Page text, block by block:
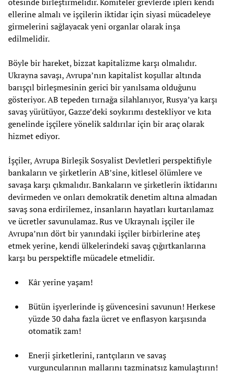
ellerine almalı ve işçilerin iktidar için siyasi mücadeleye
girmelerini sağlayacak yeni organlar olarak inşa
edilmelidir.
Böyle bir hareket, bizzat kapitalizme karşı olmalıdır.
Ukrayna savaşı, Avrupa’nın kapitalist koşullar altında
barışçıl birleşmesinin gerici bir yanılsama olduğunu
gösteriyor. AB tepeden tırnağa silahlanıyor, Rusya’ya karşı
savaş yürütüyor, Gazze’deki soykırımı destekliyor ve kıta
genelinde işçilere yönelik saldırılar için bir araç olarak
hizmet ediyor.
İşçiler, Avrupa Birleşik Sosyalist Devletleri perspektifiyle
bankaların ve şirketlerin AB’sine, kitlesel ölümlere ve
savaşa karşı çıkmalıdır. Bankaların ve şirketlerin iktidarını
devirmeden ve onları demokratik denetim altına almadan
savaş sona erdirilemez, insanların hayatları kurtarılamaz
ve ücretler savunulamaz. Rus ve Ukraynalı işçiler ile
Avrupa’nın dört bir yanındaki işçiler birbirlerine ateş
etmek yerine, kendi ülkelerindeki savaş çığırtkanlarına
karşı bu perspektifle mücadele etmelidir.
Kâr yerine yaşam!
Bütün işyerlerinde iş güvencesini savunun! Herkese
yüzde 30 daha fazla ücret ve enflasyon karşısında
otomatik zam!
Enerji şirketlerini, rantçıların ve savaş
vurguncularının mallarını tazminatsız kamulaştırın!